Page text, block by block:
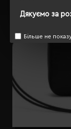
Дякуємо за
Більше не